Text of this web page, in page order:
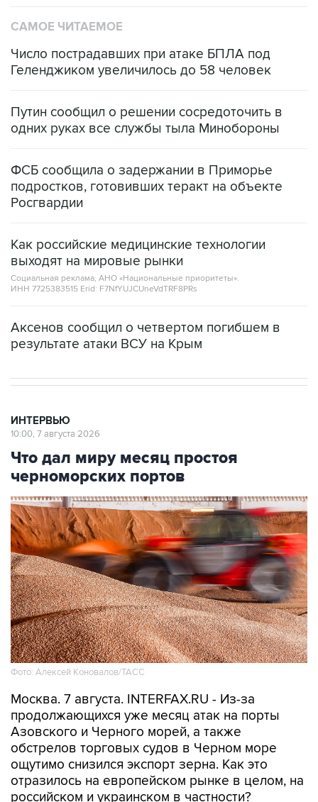
САМОЕ ЧИТАЕМОЕ
Число пострадавших при атаке БПЛА под
Геленджиком увеличилось до 58 человек
Путин сообщил о решении сосредоточить в
одних руках все службы тыла Минобороны
ФСБ сообщила о задержании в Приморье
подростков, готовивших теракт на объекте
Росгвардии
Как российские медицинские технологии
выходят на мировые рынки
Социальная реклама, АНО «Национальные приоритеты».
ИНН 7725383515 Erid: F7NfYUJCUneVdTRF8PRs
Аксенов сообщил о четвертом погибшем в
результате атаки ВСУ на Крым
ИНТЕРВЬЮ
10:00, 7 августа 2026
Что дал миру месяц простоя
черноморских портов
Фото: Алексей Коновалов/ТАСС
Москва. 7 августа. INTERFAX.RU - Из-за
продолжающихся уже месяц атак на порты
Азовского и Черного морей, а также
обстрелов торговых судов в Черном море
ощутимо снизился экспорт зерна. Как это
отразилось на европейском рынке в целом, на
российском и украинском в частности?